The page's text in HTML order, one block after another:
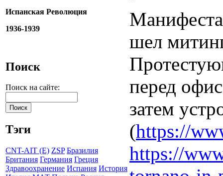
Испанская Революция
1936-1939
Поиск
Поиск на сайте:
Тэги
CNT-AIT (E) ZSP Бразилия
Британия Германия Греция
Здравоохранение Испания История
шел
перед
затем
(https://
https://